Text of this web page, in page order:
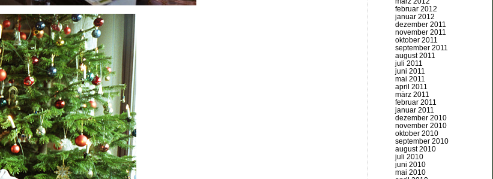
februar 2012
januar 2012
dezember 2011
november 2011
oktober 2011
september 2011
august 2011
juli 2011
juni 2011
mai 2011
april 2011
märz 2011
februar 2011
januar 2011
dezember 2010
november 2010
oktober 2010
september 2010
august 2010
juli 2010
juni 2010
mai 2010